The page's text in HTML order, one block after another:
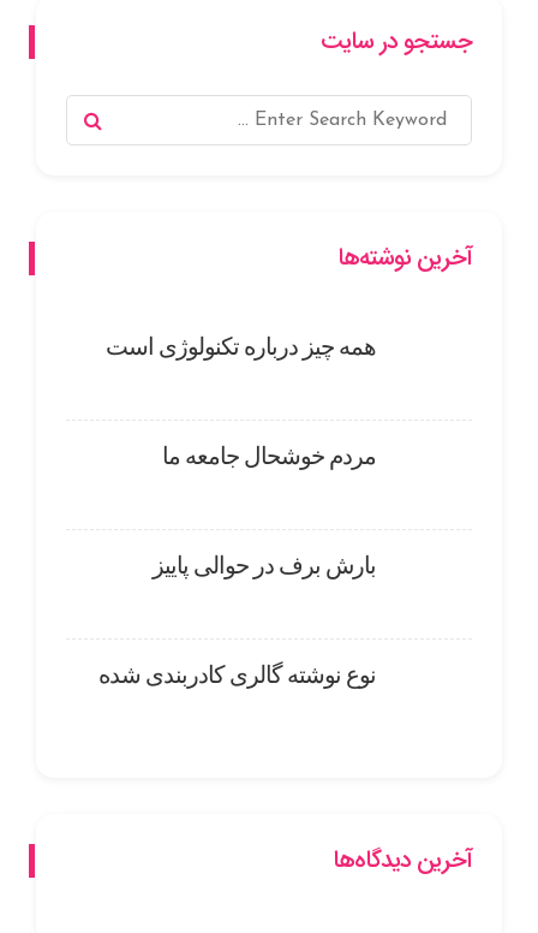
جستجو در سایت
آخرین نوشته‌ها
همه چیز درباره تکنولوژی است
مردم خوشحال جامعه ما
بارش برف در حوالی پاییز
نوع نوشته گالری کادربندی شده
آخرین دیدگاه‌ها